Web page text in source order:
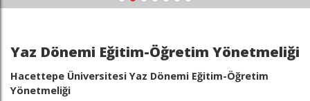
Yaz Dönemi Eğitim-Öğretim Yönetmeliği
Hacettepe Üniversitesi Yaz Dönemi Eğitim-Öğretim
Yönetmeliği